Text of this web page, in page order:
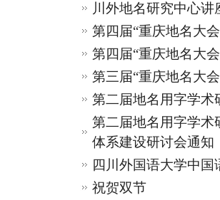
川外地名研究中心
第四届“重庆地名大
第四届“重庆地名大
第三届“重庆地名大
第二届地名用字学术
第二届地名用字学术
体系建设研讨会通知
四川外国语大学中
祝贺双节